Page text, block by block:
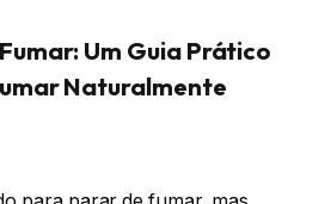
Um Guia Prático
Naturalmente